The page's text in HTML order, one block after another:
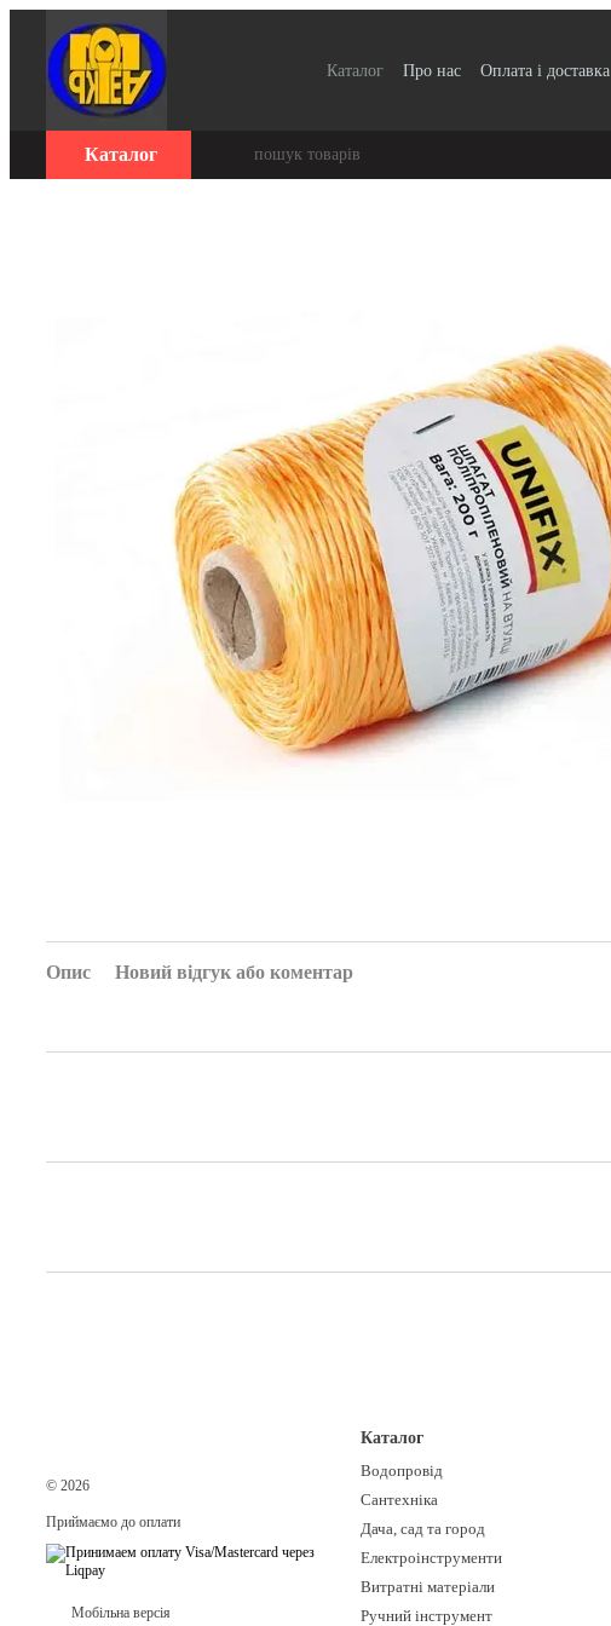
Перейти до основного контенту
Каталог Про нас Оплата і доставка
Каталог
Опис Новий відгук або коментар
© 2026
Приймаємо до оплати
Мобільна версія
Каталог
Водопровід
Сантехніка
Дача, сад та город
Електроінструменти
Витратні матеріали
Ручний інструмент